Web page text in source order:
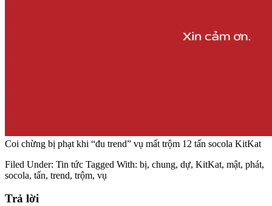
Coi chừng bị phạt khi “đu trend” vụ mất trộm 12 tấn socola KitKat
Filed Under: Tin tức Tagged With: bị, chung, dự, KitKat, mật, phát,
socola, tấn, trend, trộm, vụ
Trả lời